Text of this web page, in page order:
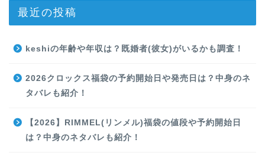
最近の投稿
keshiの年齢や年収は？既婚者(彼女)がいるかも調査！
2026クロックス福袋の予約開始日や発売日は？中身のネ
タバレも紹介！
【2026】RIMMEL(リンメル)福袋の値段や予約開始日
は？中身のネタバレも紹介！